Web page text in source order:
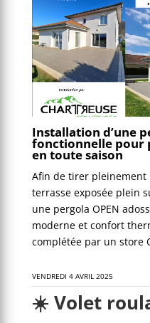
Installation d’une
fonctionnelle pour
en toute saison
Afin de tirer
terrasse exposée plein
une pergola OPEN
moderne et confort
complétée par un store
VENDREDI 4 AVRIL 2025
☀️ Volet